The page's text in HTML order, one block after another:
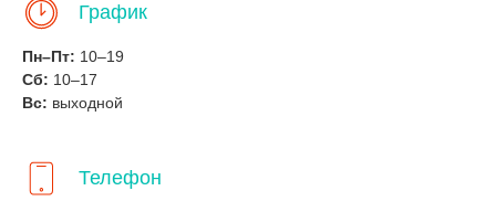
График
Пн–Пт: 10–19
Сб: 10–17
Вс: выходной
Телефон